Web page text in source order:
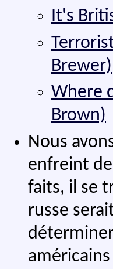
It's
Brewer)
Where
Brown)
Nous
enfreint
faits, il se
russe